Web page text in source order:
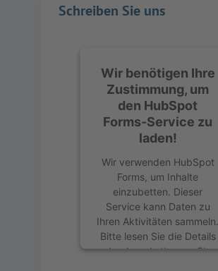
Schreiben Sie uns
Wir benötigen Ihre
Zustimmung, um
den HubSpot
Forms-Service zu
laden!
Wir verwenden HubSpot
Forms, um Inhalte
einzubetten. Dieser
Service kann Daten zu
Ihren Aktivitäten sammeln.
Bitte lesen Sie die Details
durch und stimmen Sie